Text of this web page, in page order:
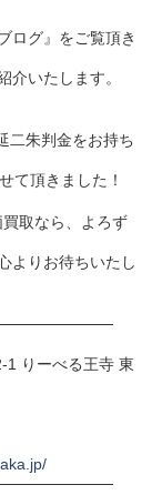
ログ』をご覧頂き
介いたします。
二朱判金をお持ち
て頂きました！
取なら、よろず
よりお待ちいたし
りーべる王寺 東